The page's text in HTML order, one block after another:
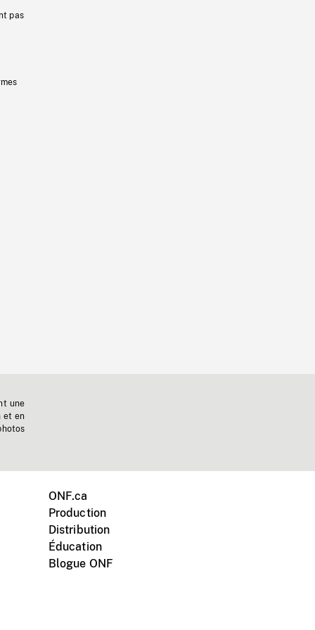
pas
une
et en
ONF.ca
Production
Distribution
Éducation
Blogue ONF